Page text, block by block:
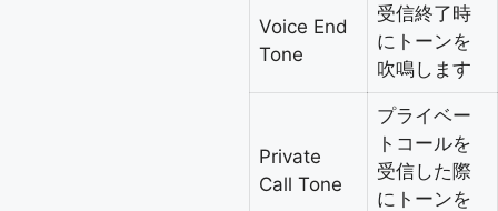
Voice End
Tone
受信終了時
にトーンを
吹鳴します
Private
Call Tone
プライベー
トコールを
受信した際
にトーンを